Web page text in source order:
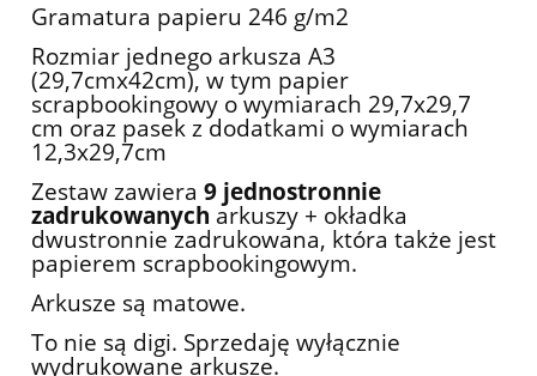
Gramatura papieru 246 g/m2
Rozmiar jednego arkusza A3
(29,7cmx42cm), w tym papier
scrapbookingowy o wymiarach 29,7x29,7
cm oraz pasek z dodatkami o wymiarach
12,3x29,7cm
Zestaw zawiera 9 jednostronnie
zadrukowanych arkuszy + okładka
dwustronnie zadrukowana, która także jest
papierem scrapbookingowym.
Arkusze są matowe.
To nie są digi. Sprzedaję wyłącznie
wydrukowane arkusze.